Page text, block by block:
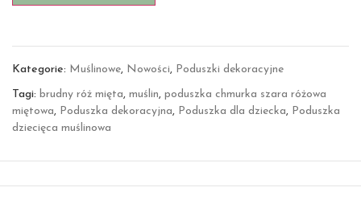
Kategorie: Muślinowe, Nowości, Poduszki dekoracyjne
Tagi: brudny róż mięta, muślin, poduszka chmurka szara różowa
miętowa, Poduszka dekoracyjna, Poduszka dla dziecka, Poduszka
dziecięca muślinowa